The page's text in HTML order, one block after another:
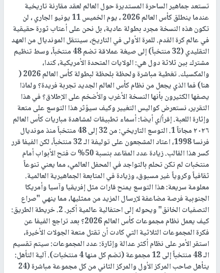
تستعد جماهير الساحرة المستديرة حول العالم لعقد مقارنة تاريخية
عندما ينطلق كأس العالم 2026 ، يوم الخميس 11 يونيو الجاري ، لن
تكون هذه النسخة مجرد بطولة عادية، بل نحن على أعتاب ثورة حقيقية
في عالم كرة القدم. للمرة الأولى في التاريخ، سينتقل المونديال من العهد
التقليدي (32 منتخباً) إلى صيغة عملاقة تضم 48 منتخباً، وسط تنظيم
مشترك بين ثلاثة دول هي: الولايات المتحدة الأمريكية، كندا،
والمكسيك. تغطية مباشرة ولحظة بلحظة لبطولة كأس العالم 2026 (
هنا) فما الذي يجعل من نظام كأس العالم الجديد تجربة فريدة؟ ولماذا
يصفها الكثيرون بأنها النسخة الأغرب والأضخم على الإطلاق؟ في هذا
التقرير، نستعرض كواليس التغيير وكيف سيؤثر هذا التوسع على متعة
وإثارة اللعبة. إقرأ/ي أيضا: أسماء تطبيقات لمشاهدة مباريات كأس العالم
٢٠٢٦ مجاناً 1. التوسع التاريخي: من 32 إلى 48 منتخباً منذ مونديال
فرنسا 1998، اعتاد المشجعون على توليفة الـ 32 منتخباً، لكن الفيفا قرر
كسر هذا القالب. زيادة عدد المقاعد بنسبة 50% ت فتح الأبواب أمام
منتخبات لم تكن تحلم بالتواجد في المحفل العالمي، مما يعني تنوعاً
ثقافياً وكروياً غير مسبوق، وزيادة في المتابعة الجماهيرية العالمية.
معلومة سريعة: هذا التوسع يمنح قارات مثل إفريقيا وآسيا وأمريكا
الجنوبية فرصة مضاعفة لإرسال المزيد من ممثليها، مما ينهي "صراع
التصفيات الخانق" ويحوله إلى احتفالية عالمية أكبر. 2. خريطة الطريق:
كيف يعمل نظام مجموعات كأس العالم 2026؟ بعد تراجع الفيفا عن
فكرة المجموعات الثلاثية التي كادت أن تقتل متعة الجولات الأخيرة،
استقر الأمر على نظام أكثر عدالة وإثارة: عدد المجموعات: سيتم تقسيم
الـ 48 منتخباً إلى 12 مجموعة (تضم كل منها 4 منتخبات). آلية التأهل:
يتأهل صاحب المركز الأول والمركز الثاني من كل مجموعة مباشرة (24